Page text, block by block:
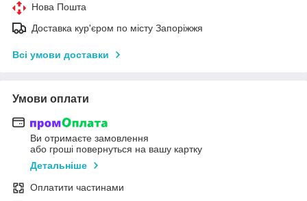
Нова Пошта
Доставка кур'єром по місту Запоріжжя
Всі умови доставки
Умови оплати
Ви отримаєте замовлення
або гроші повернуться на вашу картку
Детальніше
Оплатити частинами